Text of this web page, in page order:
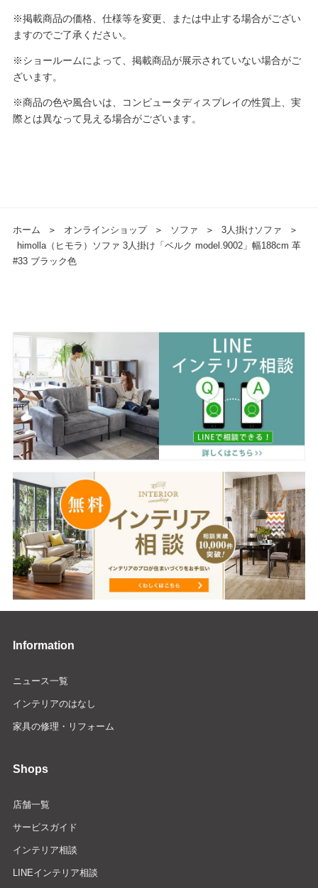
※掲載商品の価格、仕様等を変更、または中止する場合がござい
ますのでご了承ください。
※ショールームによって、掲載商品が展示されていない場合がご
ざいます。
※商品の色や風合いは、コンピュータディスプレイの性質上、実
際とは異なって見える場合がございます。
ホーム ＞ オンラインショップ ＞ ソファ ＞ 3人掛けソファ
＞
himolla（ヒモラ）ソファ 3人掛け「ベルク model.9002」幅188cm 革
#33 ブラック色
Information
ニュース一覧
インテリアのはなし
家具の修理・リフォーム
Shops
店舗一覧
サービスガイド
インテリア相談
LINEインテリア相談